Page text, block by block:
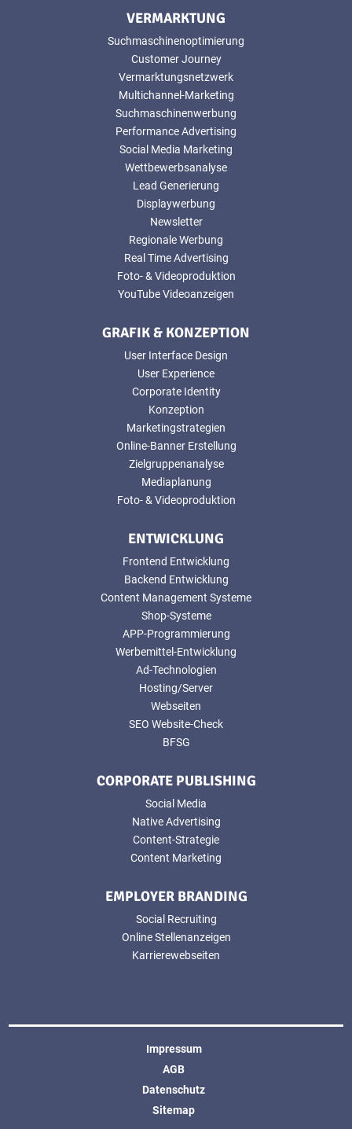
VERMARKTUNG
Suchmaschinenoptimierung
Customer Journey
Vermarktungsnetzwerk
Multichannel-Marketing
Suchmaschinenwerbung
Performance Advertising
Social Media Marketing
Wettbewerbsanalyse
Lead Generierung
Displaywerbung
Newsletter
Regionale Werbung
Real Time Advertising
Foto- & Videoproduktion
YouTube Videoanzeigen
GRAFIK & KONZEPTION
User Interface Design
User Experience
Corporate Identity
Konzeption
Marketingstrategien
Online-Banner Erstellung
Zielgruppenanalyse
Mediaplanung
Foto- & Videoproduktion
ENTWICKLUNG
Frontend Entwicklung
Backend Entwicklung
Content Management Systeme
Shop-Systeme
APP-Programmierung
Werbemittel-Entwicklung
Ad-Technologien
Hosting/Server
Webseiten
SEO Website-Check
BFSG
CORPORATE PUBLISHING
Social Media
Native Advertising
Content-Strategie
Content Marketing
EMPLOYER BRANDING
Social Recruiting
Online Stellenanzeigen
Karrierewebseiten
Impressum
AGB
Datenschutz
Sitemap